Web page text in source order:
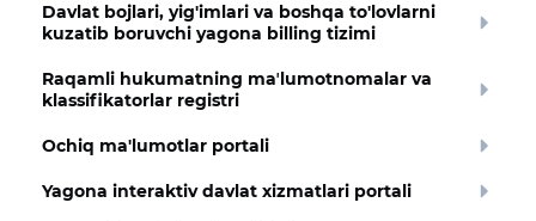
Davlat bojlari, yig'imlari va boshqa to'lovlarni
kuzatib boruvchi yagona billing tizimi
Raqamli hukumatning maʼlumotnomalar va
klassifikatorlar registri
Ochiq ma'lumotlar portali
Yagona interaktiv davlat xizmatlari portali